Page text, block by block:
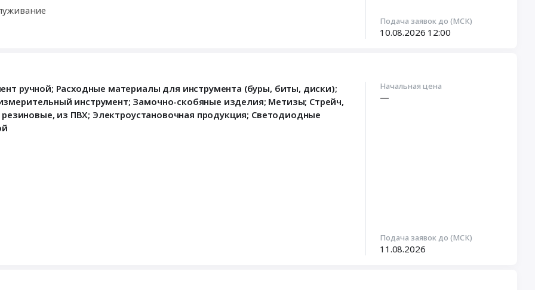
Подача заявок до (МСК)
10.08.2026 12:00
ручной; Расходные материалы для инструмента (буры, биты, диски);
инструмент; Замочно-скобяные изделия; Метизы; Стрейч,
из ПВХ; Электроустановочная продукция; Светодиодные
оборудование
монтаж и обслуживание
жидкости
Начальная цена
—
Подача заявок до (МСК)
11.08.2026